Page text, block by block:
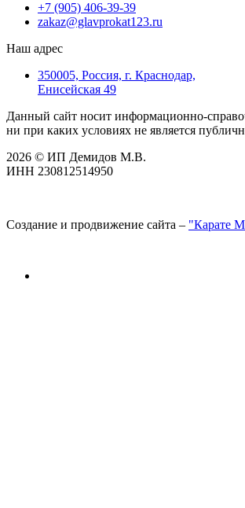
+7 (905) 406-39-39
zakaz@glavprokat123.ru
Наш адрес
350005, Россия, г. Краснодар,
Енисейская 49
Данный сайт носит информационно-
ни при каких условиях не является
2026 © ИП Демидов М.В.
ИНН 230812514950
Создание и продвижение сайта – "Карате